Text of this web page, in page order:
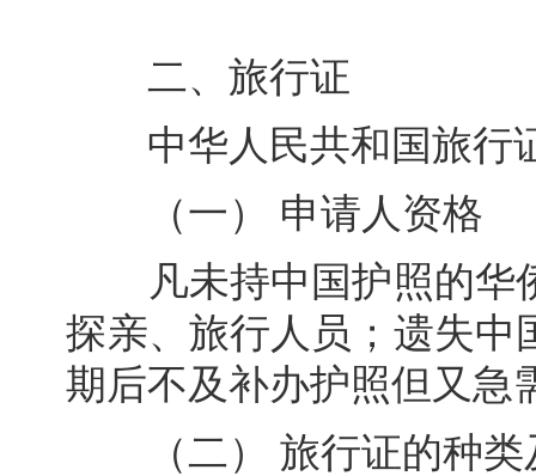
二、旅行证
中华人民共和国旅行
（一） 申请人资格
凡未持中国护照的华
探亲、旅行人员；遗失中
期后不及补办护照但又急
（二） 旅行证的种类